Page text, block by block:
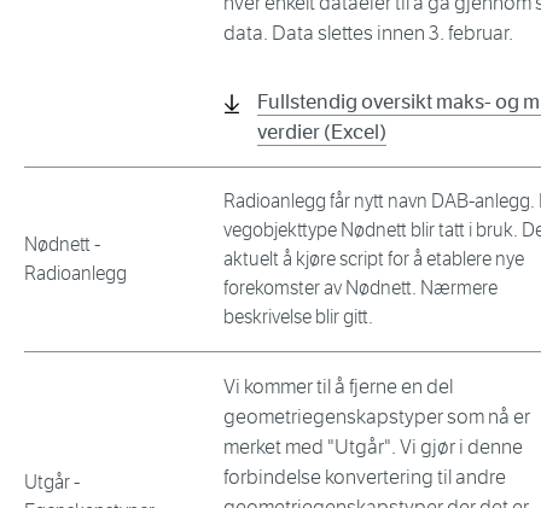
data. Data slettes innen 3. februar.
Fullstendig oversikt maks- og
verdier (Excel)
Nødnett -
Radioanlegg
Radioanlegg får nytt navn DAB-anlegg.
vegobjekttype Nødnett blir tatt i bruk.
aktuelt å kjøre script for å etablere nye
forekomster av Nødnett. Nærmere
beskrivelse blir gitt.
Utgår -
Vi kommer til å fjerne en del
geometriegenskapstyper som nå er
merket med "Utgår". Vi gjør i denne
forbindelse konvertering til andre